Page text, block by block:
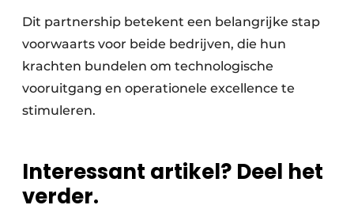
Dit partnership betekent een belangrijke stap
voorwaarts voor beide bedrijven, die hun
krachten bundelen om technologische
vooruitgang en operationele excellence te
stimuleren.
Interessant artikel? Deel het
verder.